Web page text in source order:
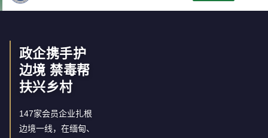
政企携手护
边境 禁毒帮
扶兴乡村
147家会员企业扎根
边境一线，在缅甸、